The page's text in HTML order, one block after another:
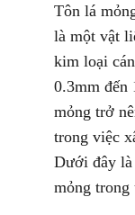
Tôn lá
là một vật
kim loại
0.3mm đến
mỏng trở
trong việc
Dưới đây là
mỏng trong